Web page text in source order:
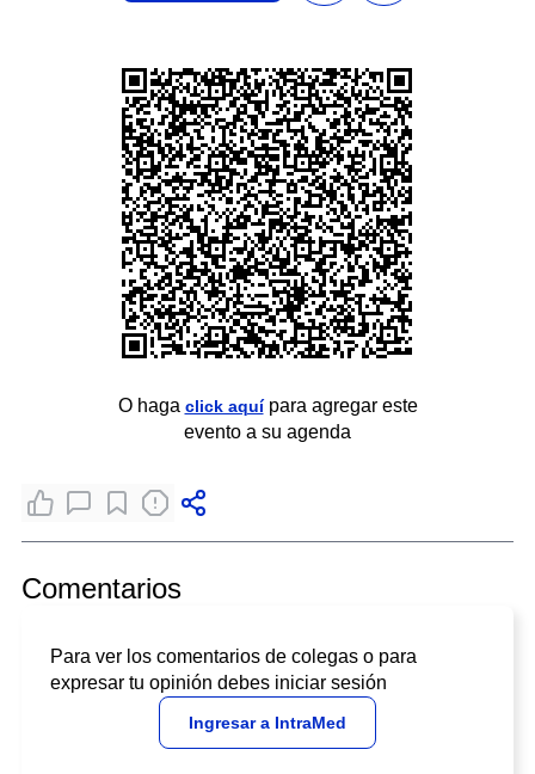
O haga click aquípara agregar este
evento a su agenda
Comentarios
Para ver los comentarios de colegas o para
expresar tu opinión debes iniciar sesión
Ingresar a IntraMed